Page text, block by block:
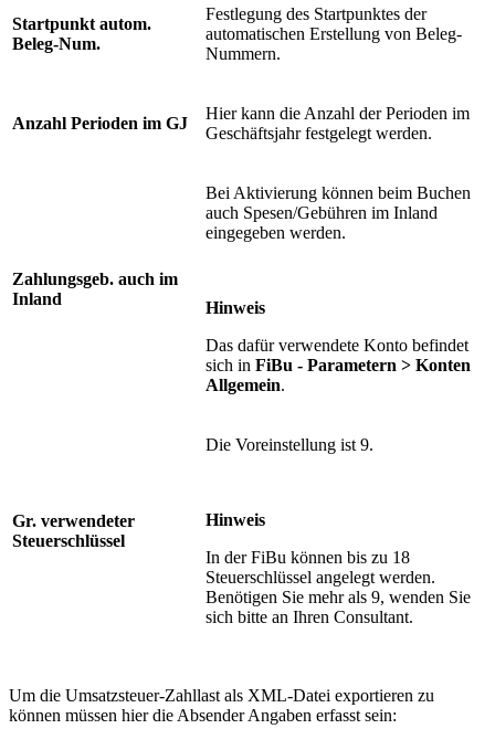
Startpunkt autom.
Beleg-Num.
Festlegung des Startpunktes der
automatischen Erstellung von Beleg-
Nummern.
Anzahl Perioden im GJ
Hier kann die Anzahl der Perioden im
Geschäftsjahr festgelegt werden.
Zahlungsgeb. auch im
Inland
Bei Aktivierung können beim Buchen
auch Spesen/Gebühren im Inland
eingegeben werden.
Hinweis
Das dafür verwendete Konto befindet
sich in FiBu - Parametern > Konten
Allgemein.
Gr. verwendeter
Steuerschlüssel
Die Voreinstellung ist 9.
Hinweis
In der FiBu können bis zu 18
Steuerschlüssel angelegt werden.
Benötigen Sie mehr als 9, wenden Sie
sich bitte an Ihren Consultant.
Um die Umsatzsteuer-Zahllast als XML-Datei exportieren zu
können müssen hier die Absender Angaben erfasst sein: